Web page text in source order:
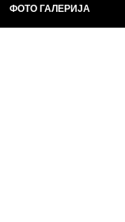
ФОТО ГАЛЕРИЈА